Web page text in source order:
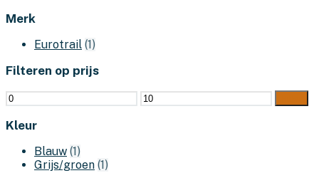
Merk
Eurotrail (1)
Filteren op prijs
Min.
prijs
Max.
prijs
Kleur
Blauw (1)
Grijs/groen (1)